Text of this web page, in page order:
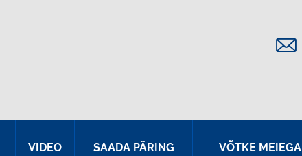

VIDEO SAADA PÄRING VÕTKE